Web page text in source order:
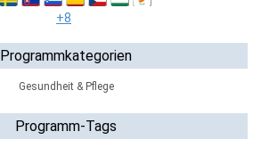
+8
Programmkategorien
Gesundheit & Pflege
Programm-Tags